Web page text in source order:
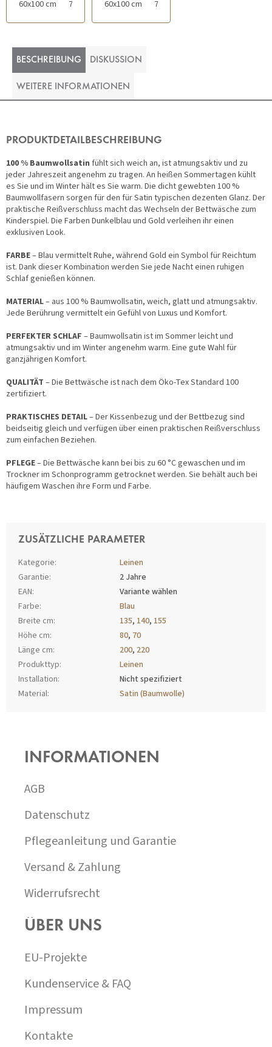
60x100 cm 70x120 cm60x100 cm 70x120 cm
BESCHREIBUNG DISKUSSION
WEITERE INFORMATIONEN
PRODUKTDETAILBESCHREIBUNG
100 % Baumwollsatin fühlt sich weich an, ist atmungsaktiv und zu
jeder Jahreszeit angenehm zu tragen. An heißen Sommertagen kühlt
es Sie und im Winter hält es Sie warm. Die dicht gewebten 100 %
Baumwollfasern sorgen für den für Satin typischen dezenten Glanz. Der
praktische Reißverschluss macht das Wechseln der Bettwäsche zum
Kinderspiel. Die Farben Dunkelblau und Gold verleihen ihr einen
exklusiven Look.
FARBE– Blau vermittelt Ruhe, während Gold ein Symbol für Reichtum
ist. Dank dieser Kombination werden Sie jede Nacht einen ruhigen
Schlaf genießen können.
MATERIAL– aus 100 % Baumwollsatin, weich, glatt und atmungsaktiv.
Jede Berührung vermittelt ein Gefühl von Luxus und Komfort.
PERFEKTER SCHLAF – Baumwollsatin ist im Sommer leicht und
atmungsaktiv und im Winter angenehm warm. Eine gute Wahl für
ganzjährigen Komfort.
QUALITÄT – Die Bettwäsche ist nach dem Öko-Tex Standard 100
zertifiziert.
PRAKTISCHES DETAIL– Der Kissenbezug und der Bettbezug sind
beidseitig gleich und verfügen über einen praktischen Reißverschluss
zum einfachen Beziehen.
PFLEGE– Die Bettwäsche kann bei bis zu 60 °C gewaschen und im
Trockner im Schonprogramm getrocknet werden. Sie behält auch bei
häufigem Waschen ihre Form und Farbe.
ZUSÄTZLICHE PARAMETER
Kategorie:
Leinen
Garantie:
2 Jahre
EAN:
Variante wählen
Farbe:
Blau
Breite cm: 135, 140, 155
Höhe cm: 80, 70
Länge cm: 200, 220
Produkttyp:
Leinen
Installation:
Nicht spezifiziert
Material:
Satin (Baumwolle)
INFORMATIONEN
AGB
Datenschutz
Pflegeanleitung und Garantie
Versand & Zahlung
Widerrufsrecht
ÜBER UNS
EU-Projekte
Kundenservice & FAQ
Impressum
Kontakte